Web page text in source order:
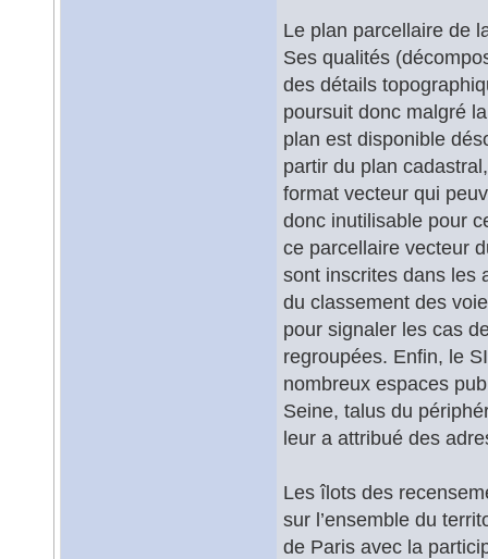
Le plan parcellaire de
Ses qualités
des détails
poursuit donc malgré
plan est disponible
partir du plan
format vecteur qui
donc inutilisable pour
ce parcellaire vecteur
sont inscrites dans les
du classement des
pour signaler les cas
regroupées. Enfin, le
nombreux espaces
Seine, talus du
leur a attribué des
Les îlots des
sur l’ensemble du
de Paris avec la